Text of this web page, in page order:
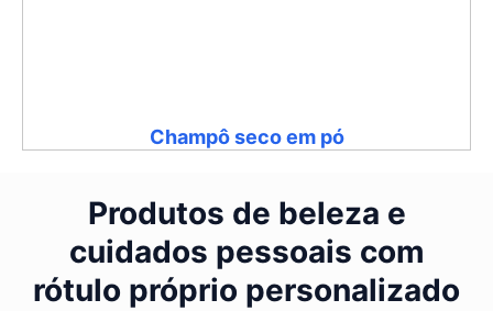
Champô seco em pó
Produtos de beleza e
cuidados pessoais com
rótulo próprio personalizado